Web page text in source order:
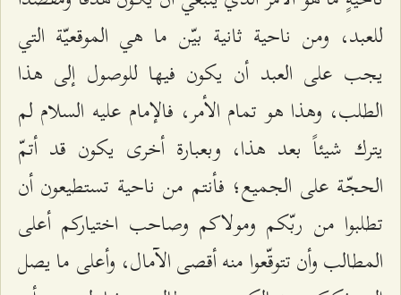
للعبد، ومن ناحية ثانية بيّن ما هي الموقعيّة التي
يجب على العبد أن يكون فيها للوصول إلى هذا
الطلب، وهذا هو تمام الأمر، فالإمام عليه السلام لم
يترك شيئاً بعد هذا، وبعبارة أخرى يكون قد أتمّ
الحجّة على الجميع؛ فأنتم من ناحية تستطيعون أن
تطلبوا من ربّكم ومولاكم وصاحب اختياركم أعلى
المطالب وأن تتوقّعوا منه أقصى الآمال، وأعلى ما يصل